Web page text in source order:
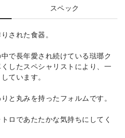
スペック
された食器。
で長年愛され続けている琺瑯ク
したスペシャリストにより、一
ています。
と丸みを持ったフォルムです。
ロであたたかな気持ちにしてく